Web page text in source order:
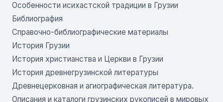
Особенности исихастской традиции в Грузии
Библиография
Справочно-библиографические материалы
История Грузии
История христианства и Церкви в Грузии
История древнегрузинской литературы
Древнецерковная и агиографическая литература.
Описания и каталоги грузинских рукописей в мировых